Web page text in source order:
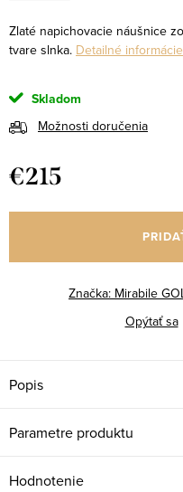
Zlaté napichovacie náušnice
tvare slnka. Detailné informácie
Skladom
Možnosti doručenia
€215
cena:
Značka: Mirabile
Opýtať sa
Popis
Parametre produktu
Hodnotenie